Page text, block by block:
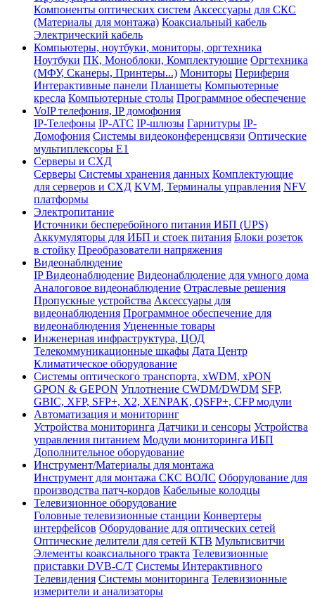
Компоненты оптических систем Аксессуары для СКС
(Материалы для монтажа) Коаксиальный кабель
Электрический кабель
Компьютеры, ноутбуки, мониторы, оргтехника
Ноутбуки ПК, Моноблоки, Комплектующие Оргтехника
(МФУ, Сканеры, Принтеры...) Мониторы Периферия
Интерактивные панели Планшеты Компьютерные
кресла Компьютерные столы Программное обеспечение
VoIP телефония, IP домофония
IP-Телефоны IP-ATC IP-шлюзы Гарнитуры IP-
Домофония Системы видеоконференцсвязи Оптические
мультиплексоры Е1
Серверы и СХД
Серверы Системы хранения данных Комплектующие
для серверов и СХД KVM, Терминалы управления NFV
платформы
Электропитание
Источники бесперебойного питания ИБП (UPS)
Аккумуляторы для ИБП и стоек питания Блоки розеток
в стойку Преобразователи напряжения
Видеонаблюдение
IP Видеонаблюдение Видеонаблюдение для умного дома
Аналоговое видеонаблюдение Отраслевые решения
Пропускные устройства Аксессуары для
видеонаблюдения Программное обеспечение для
видеонаблюдения Уцененные товары
Инженерная инфраструктура, ЦОД
Телекоммуникационные шкафы Дата Центр
Климатичeское оборудование
Системы оптического транспорта, xWDM, xPON
GPON & GEPON Уплотнение CWDM/DWDM SFP,
GBIC, XFP, SFP+, X2, XENPAK, QSFP+, CFP модули
Автоматизация и мониторинг
Устройства мониторинга Датчики и сенсоры Устройства
управления питанием Модули мониторинга ИБП
Дополнительное оборудование
Инструмент/Материалы для монтажа
Инструмент для монтажа СКС ВОЛС Оборудование для
производства патч-кордов Кабельные колодцы
Телевизионное оборудование
Головные телевизионные станции Конвертеры
интерфейсов Оборудование для оптических сетей
Оптические делители для сетей КТВ Мультисвитчи
Элементы коаксиального тракта Телевизионные
приставки DVB-C/T Системы Интерактивного
Телевидения Системы мониторинга Телевизионные
измерители и анализаторы